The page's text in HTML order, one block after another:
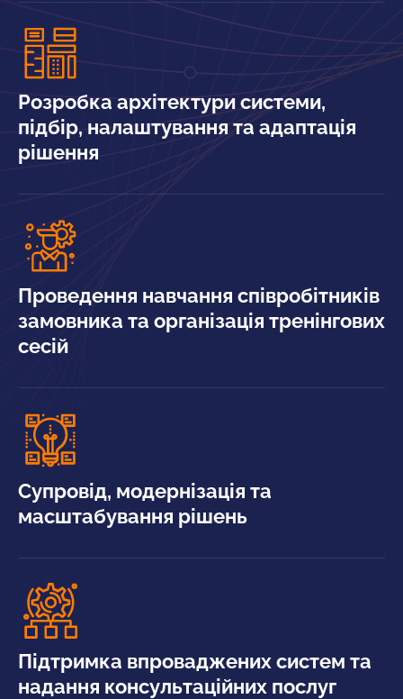
Розробка архітектури системи,
підбір, налаштування та адаптація
рішення
Проведення навчання співробітників
замовника та організація тренінгових
сесій
Супровід, модернізація та
масштабування рішень
Підтримка впроваджених систем та
надання консультаційних послуг